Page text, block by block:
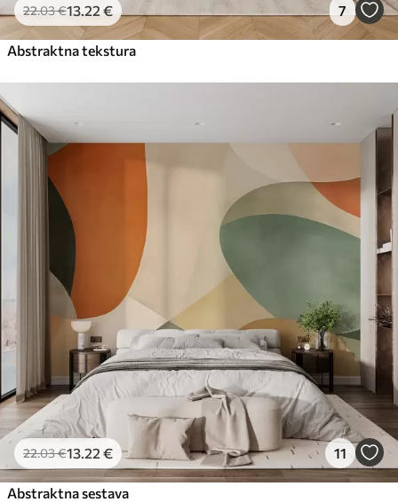
22.03€13 .22 € 7
Abstraktna tekstura
22.03€13 .22 € 11
Abstraktna sestava